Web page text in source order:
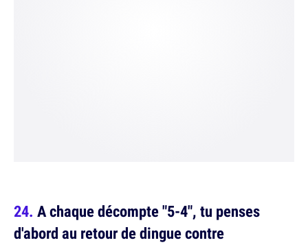
A chaque décompte "5-4", tu penses
d'abord au retour de dingue contre